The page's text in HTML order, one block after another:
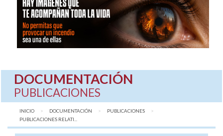
DOCUMENTACIÓN
PUBLICACIONES
INICIO DOCUMENTACIÓN
PUBLICACIONES
AQUÍ:
PUBLICACIONES RELATI...